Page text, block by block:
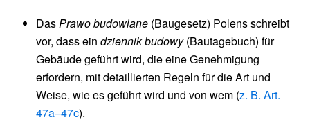
DasPrawo budowlane (Baugesetz) Polens schreibt
vor, dass ein dziennik budowy(Bautagebuch) für
Gebäude geführt wird, die eine Genehmigung
erfordern, mit detaillierten Regeln für die Art und
Weise, wie es geführt wird und von wem (z. B. Art.
47a–47c).